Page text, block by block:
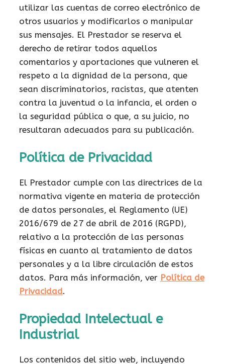
utilizar las cuentas de correo electrónico de
otros usuarios y modificarlos o manipular
sus mensajes. El Prestador se reserva el
derecho de retirar todos aquellos
comentarios y aportaciones que vulneren el
respeto a la dignidad de la persona, que
sean discriminatorios, racistas, que atenten
contra la juventud o la infancia, el orden o
la seguridad pública o que, a su juicio, no
resultaran adecuados para su publicación.
Política de Privacidad
El Prestador cumple con las directrices de la
normativa vigente en materia de protección
de datos personales, el Reglamento (UE)
2016/679 de 27 de abril de 2016 (RGPD),
relativo a la protección de las personas
físicas en cuanto al tratamiento de datos
personales y a la libre circulación de estos
datos. Para más información, ver Política de
Privacidad.
Propiedad Intelectual e
Industrial
Los contenidos del sitio web, incluyendo